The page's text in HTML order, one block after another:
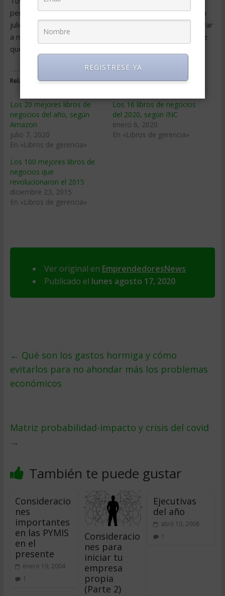
perdurables en la infancia. Vi el aterrizaje del Apolo 11 en
julio de 1969 y supe que tenía que llegar al espacio y llevar
a mis amigos allí también. Escuche a su corazón y no deje
que esos sueños mueran.
Relacionado
Los 20 mejores libros de
negocios del año, según
Amazon
julio 7, 2020
En «Libros de gerencia»
Los 16 libros de negocios
del 2020, según INC
enero 6, 2020
En «Libros de gerencia»
Los 100 mejores libros de
negocios que
revolucionaron el 2015
diciembre 23, 2015
En «Libros de gerencia»
Ver original en EmprendedoresNews
Publicado el lunes agosto 17, 2020
← Qué son los gastos hormiga y cómo
evitarlos para no ahondar más los problemas
económicos
Matriz probabilidad-impacto y crisis del covid
→
También te puede gustar
Consideracio
nes
importantes
en las PYMIS
en el
presente
enero 19, 2004
1
Consideracio
nes para
iniciar tu
empresa
propia
(Parte 2)
Ejecutivas
del año
abril 10, 2008
1
REGISTRESE YA